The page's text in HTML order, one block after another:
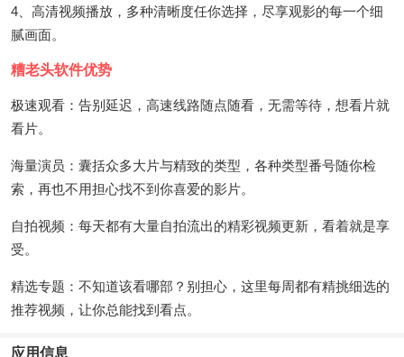
4、高清视频播放，多种清晰度任你选择，尽享观影的每一个细
腻画面。
糟老头软件优势
极速观看：告别延迟，高速线路随点随看，无需等待，想看片就
看片。
海量演员：囊括众多大片与精致的类型，各种类型番号随你检
索，再也不用担心找不到你喜爱的影片。
自拍视频：每天都有大量自拍流出的精彩视频更新，看着就是享
受。
精选专题：不知道该看哪部？别担心，这里每周都有精挑细选的
推荐视频，让你总能找到看点。
应用信息